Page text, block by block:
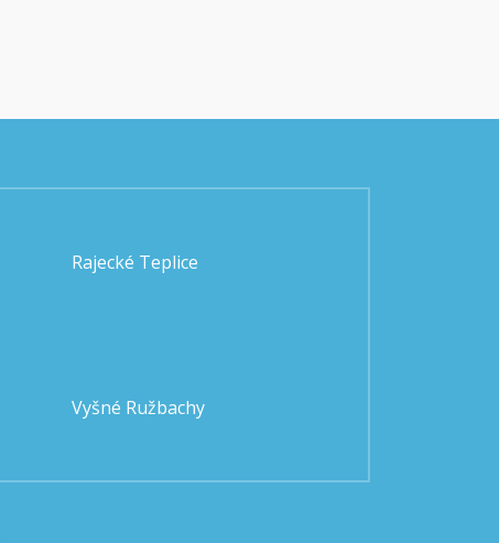
Rajecké Teplice
Vyšné Ružbachy